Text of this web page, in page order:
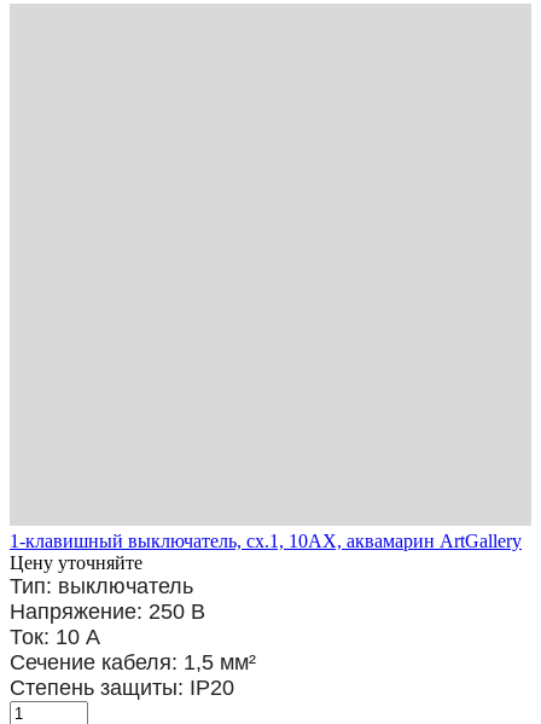
1-клавишный выключатель, сх.1, 10АХ, аквамарин ArtGallery
Цену уточняйте
Тип: выключатель
Напряжение: 250 В
Ток: 10 А
Сечение кабеля: 1,5 мм²
Степень защиты: IP20